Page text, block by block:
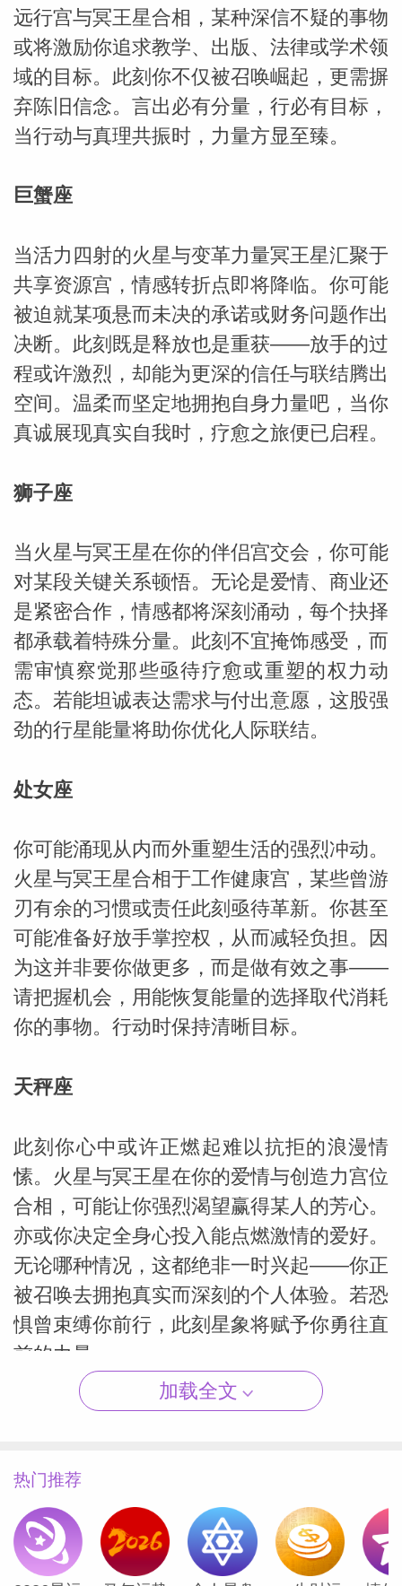
_susan
miller
勒
（Susan
远行宫与冥王星合相，某种深信不疑的事物
或将激励你追求教学、出版、法律或学术领
域的目标。此刻你不仅被召唤崛起，更需摒
弃陈旧信念。言出必有分量，行必有目标，
当行动与真理共振时，力量方显至臻。
巨蟹座
当活力四射的火星与变革力量冥王星汇聚于
共享资源宫，情感转折点即将降临。你可能
被迫就某项悬而未决的承诺或财务问题作出
决断。此刻既是释放也是重获——放手的过
程或许激烈，却能为更深的信任与联结腾出
空间。温柔而坚定地拥抱自身力量吧，当你
真诚展现真实自我时，疗愈之旅便已启程。
狮子座
当火星与冥王星在你的伴侣宫交会，你可能
对某段关键关系顿悟。无论是爱情、商业还
是紧密合作，情感都将深刻涌动，每个抉择
都承载着特殊分量。此刻不宜掩饰感受，而
需审慎察觉那些亟待疗愈或重塑的权力动
态。若能坦诚表达需求与付出意愿，这股强
劲的行星能量将助你优化人际联结。
处女座
你可能涌现从内而外重塑生活的强烈冲动。
火星与冥王星合相于工作健康宫，某些曾游
刃有余的习惯或责任此刻亟待革新。你甚至
可能准备好放手掌控权，从而减轻负担。因
为这并非要你做更多，而是做有效之事——
请把握机会，用能恢复能量的选择取代消耗
你的事物。行动时保持清晰目标。
天秤座
此刻你心中或许正燃起难以抗拒的浪漫情
愫。火星与冥王星在你的爱情与创造力宫位
合相，可能让你强烈渴望赢得某人的芳心。
亦或你决定全身心投入能点燃激情的爱好。
无论哪种情况，这都绝非一时兴起——你正
被召唤去拥抱真实而深刻的个人体验。若恐
惧曾束缚你前行，此刻星象将赋予你勇往直
前的力量。
家中酝酿已久的深刻转变即将迎来高潮。强
势火星与守护星冥王星齐聚家庭宫，那些潜
藏心底的暗流终将奔涌而出。你可能迫切想
要改变居住环境，或终于要说出那个深藏心
加载全文
热门推荐